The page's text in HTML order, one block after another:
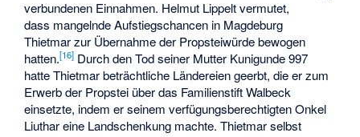
verbundenen Einnahmen. Helmut Lippelt vermutet,
dass mangelnde Aufstiegschancen in Magdeburg
Thietmar zur Übernahme der Propsteiwürde bewogen
hatten.[16] Durch den Tod seiner Mutter Kunigunde 997
hatte Thietmar beträchtliche Ländereien geerbt, die er zum
Erwerb der Propstei über das Familienstift Walbeck
einsetzte, indem er seinem verfügungsberechtigten Onkel
Liuthar eine Landschenkung machte. Thietmar selbst